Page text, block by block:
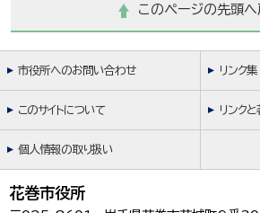
このページの先頭へ
市役所へのお問い合わせ リンク集
このサイトについて リンク
個人情報の取り扱い
花巻市役所